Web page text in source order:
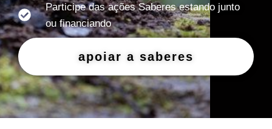
Participe das ações Saberes estando junto
ou financiando
apoiar a saberes